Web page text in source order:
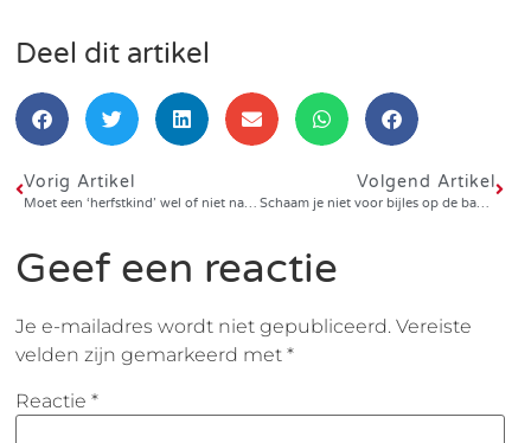
Deel dit artikel
Vorig Artikel
Moet een ‘herfstkind’ wel of niet naar groep 3?
Volgend Artikel
Schaam je niet voor bijles op de basisschool
Geef een reactie
Je e-mailadres wordt niet gepubliceerd. Vereiste
velden zijn gemarkeerd met*
Reactie*